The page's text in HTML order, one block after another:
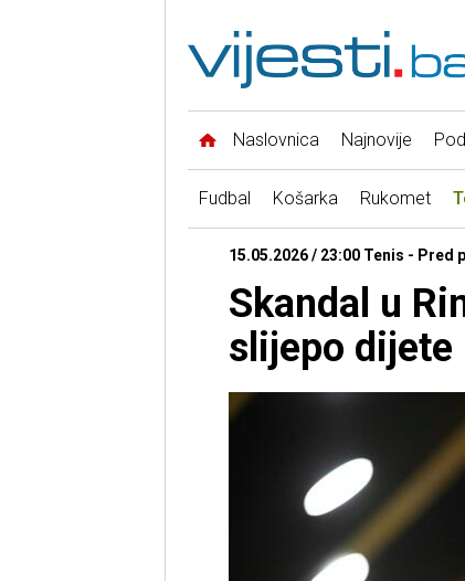
Naslovnica Najnovije
Fudbal Košarka Rukomet
15.05.2026 / 23:00 Tenis - Pred
Skandal u
slijepo dijete